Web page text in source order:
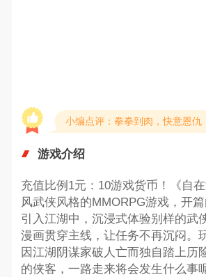
小编点评：拳拳到肉，快意恩仇
游戏介绍
充值比例1元：10游戏货币！《自
风武侠风格的MMORPG游戏，开
引入江湖中，沉浸式体验别样的武
漫画贯穿主线，让任务不再沉闷。
因江湖阴谋家破人亡而独自踏上历
的侠客，一路走来将会发生什么事